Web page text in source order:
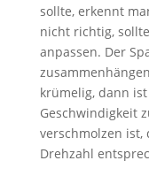
sollte, erkennt
nicht richtig,
anpassen. Der
krümelig, dann
Geschwindigkeit
verschmolzen ist,
Drehzahl